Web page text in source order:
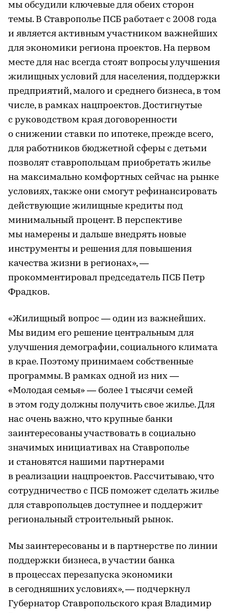
мы обсудили ключевые для обеих сторон
темы. В Ставрополье ПСБ работает с 2008 года
и является активным участником важнейших
для экономики региона проектов. На первом
месте для нас всегда стоят вопросы улучшения
жилищных условий для населения, поддержки
предприятий, малого и среднего бизнеса, в том
числе, в рамках нацпроектов. Достигнутые
с руководством края договоренности
о снижении ставки по ипотеке, прежде всего,
для работников бюджетной сферы с детьми
позволят ставропольцам приобретать жилье
на максимально комфортных сейчас на рынке
условиях, также они смогут рефинансировать
действующие жилищные кредиты под
минимальный процент. В перспективе
мы намерены и дальше внедрять новые
инструменты и решения для повышения
качества жизни в регионах», —
прокомментировал председатель ПСБ Петр
Фрадков.
«Жилищный вопрос — один из важнейших.
Мы видим его решение центральным для
улучшения демографии, социального климата
в крае. Поэтому принимаем собственные
программы. В рамках одной из них —
«Молодая семья» — более 1 тысячи семей
в этом году должны получить свое жилье. Для
нас очень важно, что крупные банки
заинтересованы участвовать в социально
значимых инициативах на Ставрополье
и становятся нашими партнерами
в реализации нацпроектов. Рассчитываю, что
сотрудничество с ПСБ поможет сделать жилье
для ставропольцев доступнее и поддержит
региональный строительный рынок.
Мы заинтересованы и в партнерстве по линии
поддержки бизнеса, в участии банка
в процессах перезапуска экономики
в сегодняшних условиях», — подчеркнул
Губернатор Ставропольского края Владимир